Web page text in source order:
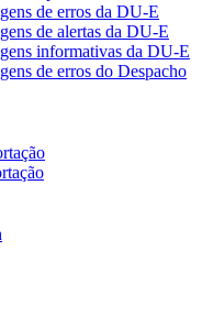
de erros da DU-E
de alertas da DU-E
informativas da DU-E
de erros do Despacho